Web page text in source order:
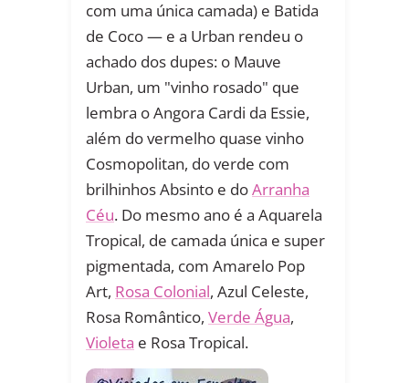
com uma única camada) e Batida
de Coco — e a Urban rendeu o
achado dos dupes: o Mauve
Urban, um "vinho rosado" que
lembra o Angora Cardi da Essie,
além do vermelho quase vinho
Cosmopolitan, do verde com
brilhinhos Absinto e doArranha
Céu. Do mesmo ano é a Aquarela
Tropical, de camada única e super
pigmentada, com Amarelo Pop
Art, Rosa Colonial, Azul Celeste,
Rosa Romântico, Verde Água,
Violeta e Rosa Tropical.